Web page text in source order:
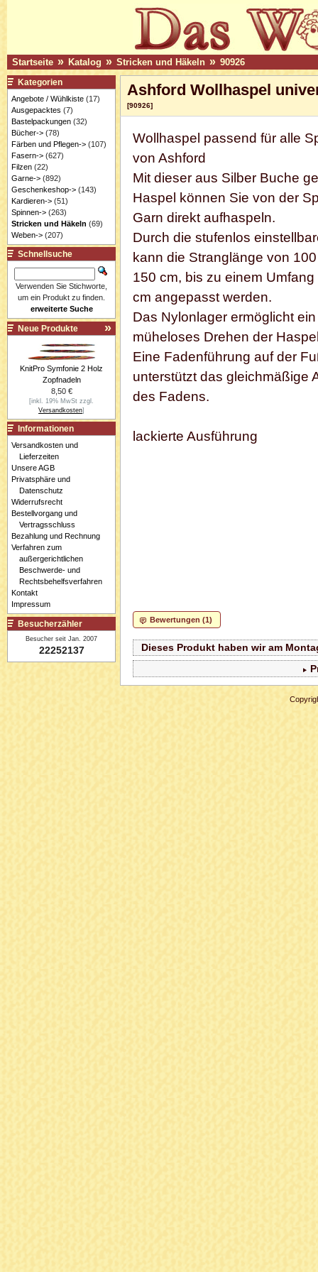
Startseite » Katalog » Stricken und Häkeln » 90926
Ashford Wollhaspel
[90926]
Wollhaspel passend für alle
von Ashford
Mit dieser aus Silber Buche
Haspel können Sie von der
Garn direkt aufhaspeln.
Durch die stufenlos
kann die Stranglänge von
150 cm, bis zu einem
cm angepasst werden.
Das Nylonlager ermöglicht ein
müheloses Drehen der
Eine Fadenführung auf der
unterstützt das gleichmäßige
des Fadens.
lackierte Ausführung
Bewertungen (1)
Dieses Produkt haben wir am
Kategorien
Angebote / Wühlkiste(17)
Ausgepacktes (7)
Bastelpackungen(32)
Bücher->(78)
Färben und Pflegen->(107)
Fasern->(627)
Filzen(22)
Garne->(892)
Geschenkeshop->(143)
Kardieren->(51)
Spinnen->(263)
Stricken und Häkeln (69)
Weben->(207)
Schnellsuche
Verwenden Sie Stichworte,
um ein Produkt zu finden.
erweiterte Suche
Neue Produkte
KnitPro Symfonie 2 Holz
Zopfnadeln
8,50 €
[inkl. 19% MwSt zzgl.
Versandkosten]
Informationen
Versandkosten und
Lieferzeiten
Unsere AGB
Privatsphäre und
Datenschutz
Widerrufsrecht
Bestellvorgang und
Vertragsschluss
Bezahlung und Rechnung
Verfahren zum
außergerichtlichen
Beschwerde- und
Rechtsbehelfsverfahren
Kontakt
Impressum
Besucherzähler
Besucher seit Jan. 2007
22252137